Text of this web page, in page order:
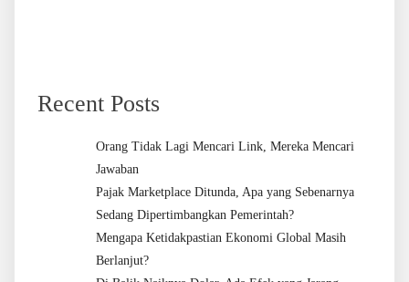
Recent Posts
Orang Tidak Lagi Mencari Link, Mereka Mencari
Jawaban
Pajak Marketplace Ditunda, Apa yang Sebenarnya
Sedang Dipertimbangkan Pemerintah?
Mengapa Ketidakpastian Ekonomi Global Masih
Berlanjut?